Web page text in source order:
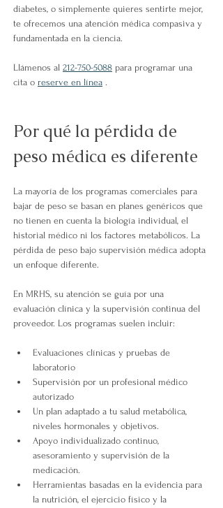
diabetes, o simplemente quieres sentirte mejor,
te ofrecemos una atención médica compasiva y
fundamentada en la ciencia.
Llámenos al 212-750-5088 para programar una
cita o reserve en línea .
Por qué la pérdida de
peso médica es diferente
La mayoría de los programas comerciales para
bajar de peso se basan en planes genéricos que
no tienen en cuenta la biología individual, el
historial médico ni los factores metabólicos. La
pérdida de peso bajo supervisión médica adopta
un enfoque diferente.
En MRHS, su atención se guía por una
evaluación clínica y la supervisión continua del
proveedor. Los programas suelen incluir:
Evaluaciones clínicas y pruebas de
laboratorio
Supervisión por un profesional médico
autorizado
Un plan adaptado a tu salud metabólica,
niveles hormonales y objetivos.
Apoyo individualizado continuo,
asesoramiento y supervisión de la
medicación.
Herramientas basadas en la evidencia para
la nutrición, el ejercicio físico y la